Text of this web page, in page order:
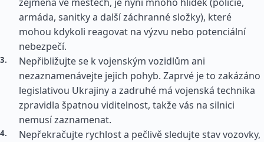
armáda, sanitky a další záchranné složky), které
mohou kdykoli reagovat na výzvu nebo potenciální
nebezpečí.
Nepřibližujte se k vojenským vozidlům ani
nezaznamenávejte jejich pohyb. Zaprvé je to zakázáno
legislativou Ukrajiny a zadruhé má vojenská technika
zpravidla špatnou viditelnost, takže vás na silnici
nemusí zaznamenat.
Nepřekračujte rychlost a pečlivě sledujte stav vozovky,